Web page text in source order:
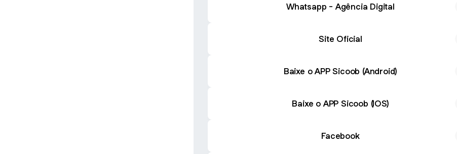
Whatsapp - Agência Digital
Site Oficial
Baixe o APP Sicoob (Android)
Baixe o APP Sicoob (IOS)
Facebook